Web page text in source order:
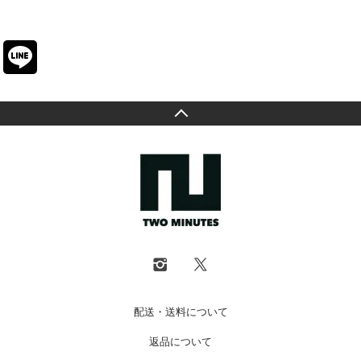
配送・送料について
返品について